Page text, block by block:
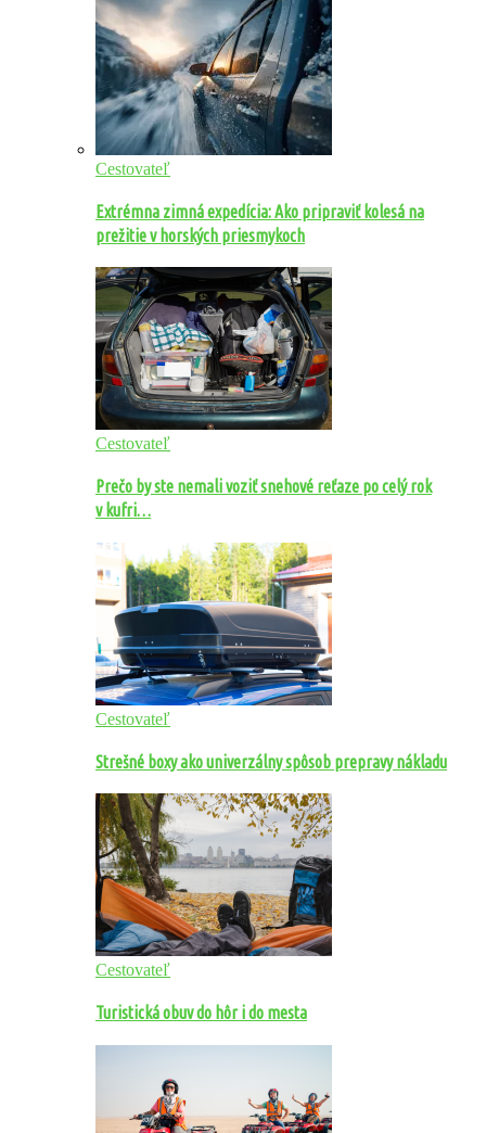
Cestovateľ
Extrémna zimná expedícia: Ako pripraviť kolesá na
prežitie v horských priesmykoch
Cestovateľ
Prečo by ste nemali voziť snehové reťaze po celý rok
v kufri…
Cestovateľ
Strešné boxy ako univerzálny spôsob prepravy nákladu
Cestovateľ
Turistická obuv do hôr i do mesta